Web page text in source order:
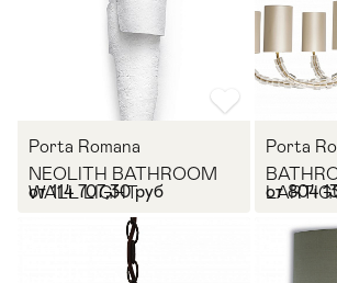
Porta Romana
NEOLITH BATHROOM
WALL LIGHT
от 114 707,30 руб
Porta
от 804